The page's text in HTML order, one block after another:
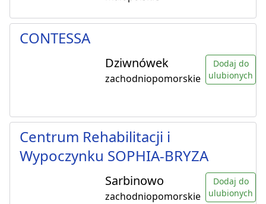
CONTESSA
Dziwnówek
zachodniopomorskie
Dodaj do
ulubionych
Centrum Rehabilitacji i
Wypoczynku SOPHIA-BRYZA
Sarbinowo
zachodniopomorskie
Dodaj do
ulubionych